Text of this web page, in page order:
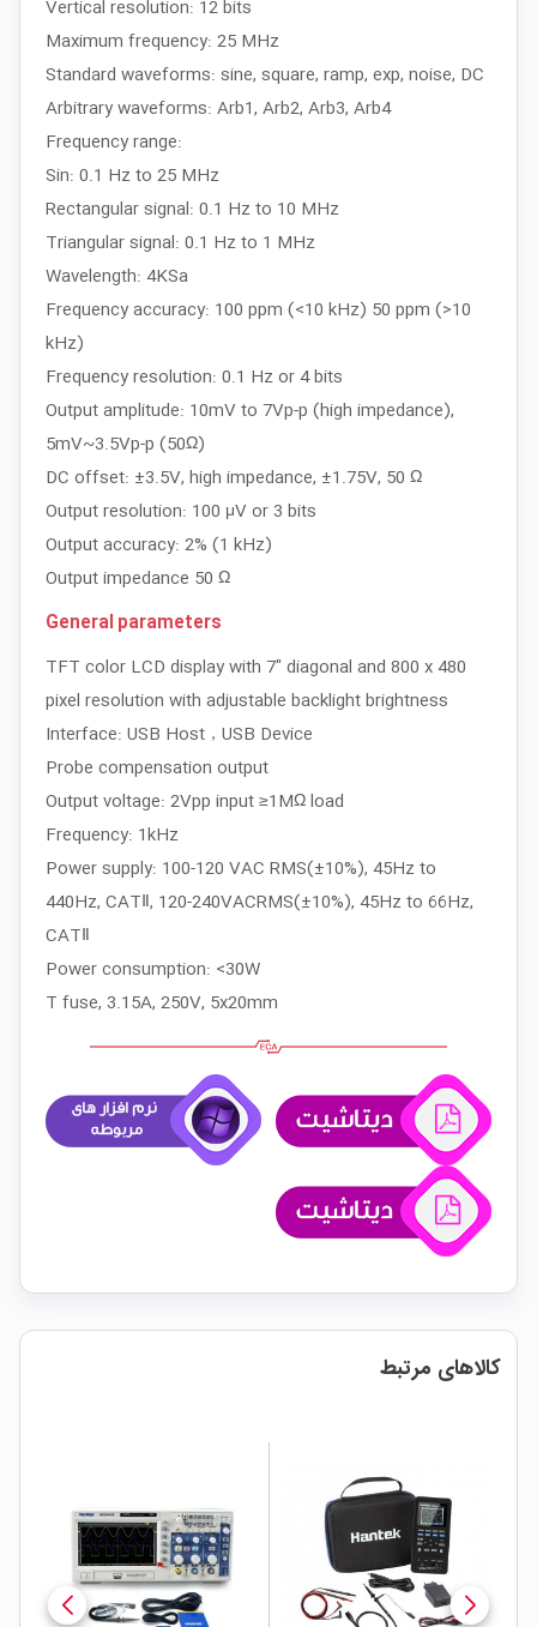
Vertical resolution: 12 bits
Maximum frequency: 25 MHz
Standard waveforms: sine, square, ramp, exp, noise, DC
Arbitrary waveforms: Arb1, Arb2, Arb3, Arb4
Frequency range:
Sin: 0.1 Hz to 25 MHz
Rectangular signal: 0.1 Hz to 10 MHz
Triangular signal: 0.1 Hz to 1 MHz
Wavelength: 4KSa
Frequency accuracy: 100 ppm (<10 kHz) 50 ppm (>10
kHz)
Frequency resolution: 0.1 Hz or 4 bits
Output amplitude: 10mV to 7Vp-p (high impedance),
5mV~3.5Vp-p (50Ω)
DC offset: ±3.5V, high impedance, ±1.75V, 50 Ω
Output resolution: 100 μV or 3 bits
Output accuracy: 2% (1 kHz)
Output impedance 50 Ω
General parameters
TFT color LCD display with 7" diagonal and 800 x 480
pixel resolution with adjustable backlight brightness
Interface: USB Host，USB Device
Probe compensation output
Output voltage: 2Vpp input ≥1MΩ load
Frequency: 1kHz
Power supply: 100-120 VAC RMS(±10%), 45Hz to
440Hz, CATⅡ, 120-240VACRMS(±10%), 45Hz to 66Hz,
CATⅡ
Power consumption: <30W
T fuse, 3.15A, 250V, 5x20mm
کالاهای مرتبط